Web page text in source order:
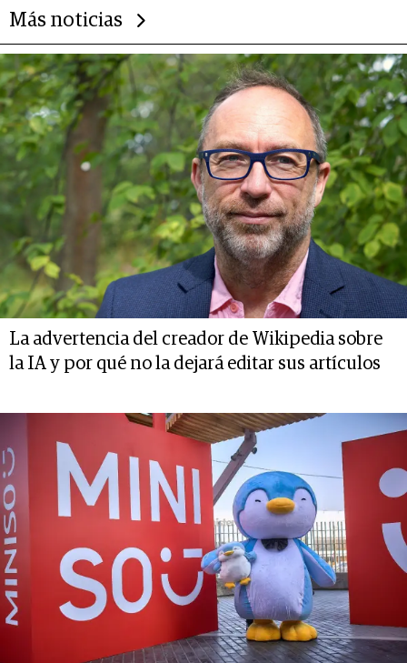
Más noticias
La advertencia del creador de Wikipedia sobre
la IA y por qué no la dejará editar sus artículos